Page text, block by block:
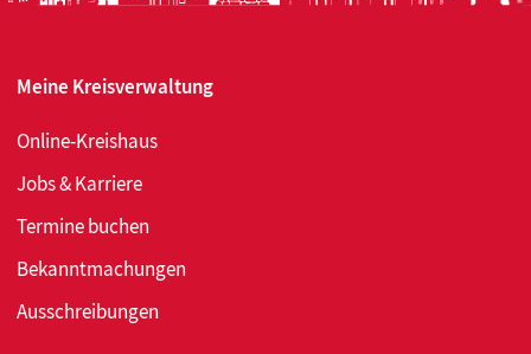
Meine Kreisverwaltung
Online-Kreishaus
Jobs & Karriere
Termine buchen
Bekanntmachungen
Ausschreibungen